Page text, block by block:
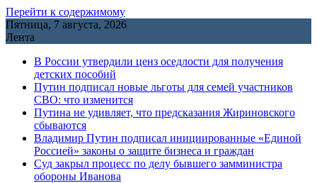
Перейти к содержимому
Пятница, 7 августа, 2026
Лента
В России утвердили ценз оседлости для получения
детских пособий
Путин подписал новые льготы для семей участников
СВО: что изменится
Путина не удивляет, что предсказания Жириновского
сбываются
Владимир Путин подписал инициированные «Единой
Россией» законы о защите бизнеса и граждан
Cуд закрыл процесс по делу бывшего замминистра
обороны Иванова